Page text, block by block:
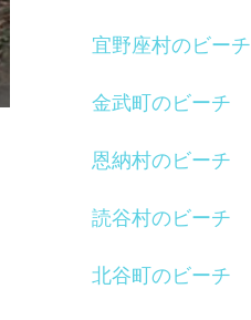
宜野座村のビーチ
金武町のビーチ
恩納村のビーチ
読谷村のビーチ
北谷町のビーチ